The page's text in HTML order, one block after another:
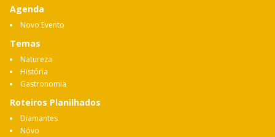
Agenda
Novo Evento
Temas
Natureza
História
Gastronomia
Roteiros Planilhados
Diamantes
Novo